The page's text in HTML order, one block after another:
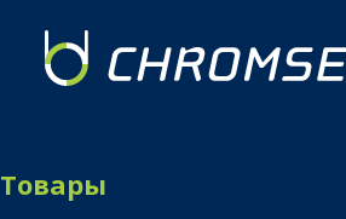
Товары